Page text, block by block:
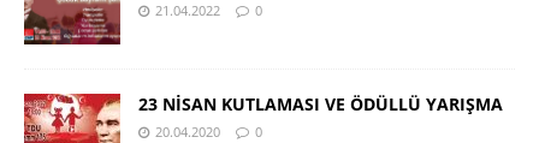
21.04.2022 0
23 NİSAN KUTLAMASI VE ÖDÜLLÜ YARIŞMA
20.04.2020 0